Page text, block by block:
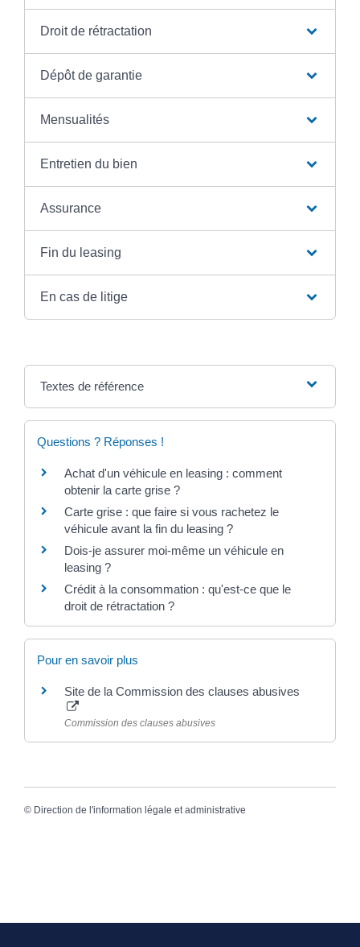
Droit de rétractation
Dépôt de garantie
Mensualités
Entretien du bien
Assurance
Fin du leasing
En cas de litige
Textes de référence
Questions ? Réponses !
Achat d'un véhicule en leasing : comment
obtenir la carte grise ?
Carte grise : que faire si vous rachetez le
véhicule avant la fin du leasing ?
Dois-je assurer moi-même un véhicule en
leasing ?
Crédit à la consommation : qu'est-ce que le
droit de rétractation ?
Pour en savoir plus
Site de la Commission des clauses abusives
Commission des clauses abusives
© Direction de l'information légale et administrative